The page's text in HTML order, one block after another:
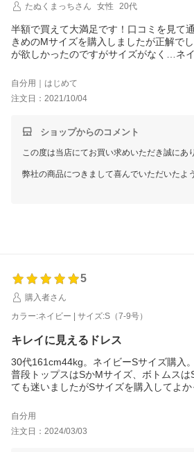
たぬくまっちさん
女性 20代
半額で買えて大満足です！口コミを見て
きめのMサイズを購入しましたが正解で
が欲しかったのですがサイズがなく…ネ
着いた色合いでアクセサリー等で如何様
のでかえってよかったかもしれないです。
生地もしっかりとしており、裏地もペラ
当にお値段以上です。
今回は披露宴に参列するために着用しま
す。
自分用｜はじめて
注文日：2021/10/04
ショップからのコメント
この度は当店にてお買い求めいただき誠にあ
弊社の商品につきまして喜んでいただいたよ
す。
5
購入者さん
カラー:ネイビー | サイズ:S（7-9号）
キレイに見えるドレス
30代161cm44kg。ネイビーSサイズ購入。
普段トップスはSかMサイズ、ボトムスは
ても迷いましたがSサイズを購入してよか
着心地が良く動きやすいです。スカート
エストはゆるくもきつくもなくいい感じ
っぽく上品に見えるので長く着られそうで
自分用
注文日：2024/03/03